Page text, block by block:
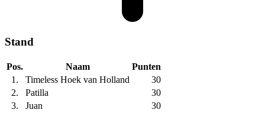
Stand
Pos. Naam
Punten
1.
Timeless Hoek van Holland
30
2.
Patilla
30
3.
Juan
30